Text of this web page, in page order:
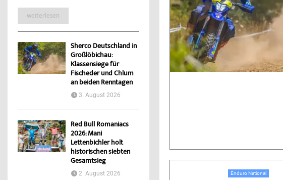
Enduro National
weiterlesen
Sherco Deutschland in
Großlöbichau:
Klassensiege für
Fischeder und Chlum
an beiden Renntagen
3. August 2026
Red Bull Romaniacs
2026: Mani
Lettenbichler holt
historischen siebten
Gesamtsieg
2. August 2026